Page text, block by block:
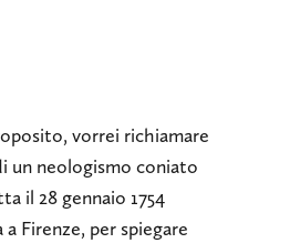
vorrei richiamare
un neologismo coniato
il 28 gennaio 1754
Firenze, per spiegare